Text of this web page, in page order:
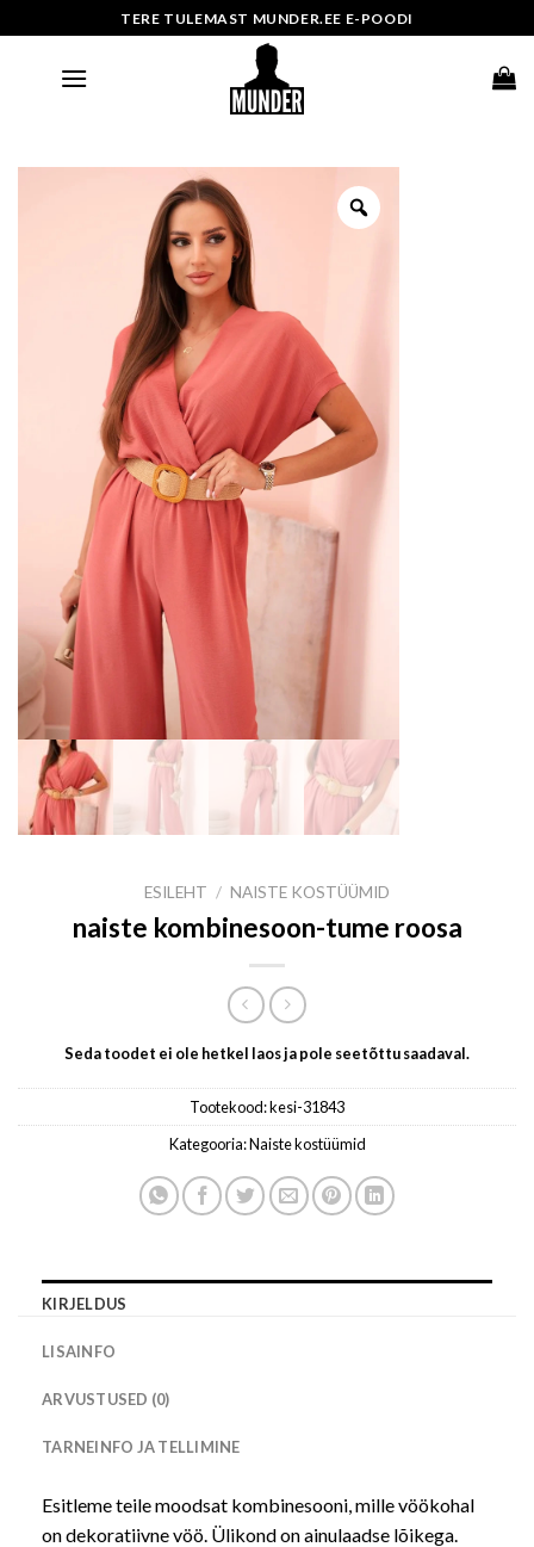
to
TERE TULEMAST MUNDER.EE E-POODI
ESILEHT / NAISTE KOSTÜÜMID
naiste kombinesoon-tume roosa
Seda toodet ei ole hetkel laos ja pole seetõttu saadaval.
Tootekood:kesi-31843
Kategooria:Naiste kostüümid
KIRJELDUS
LISAINFO
ARVUSTUSED (0)
TARNEINFO JA TELLIMINE
Esitleme teile moodsat kombinesooni, mille vöökohal
on dekoratiivne vöö. Ülikond on ainulaadse lõikega.